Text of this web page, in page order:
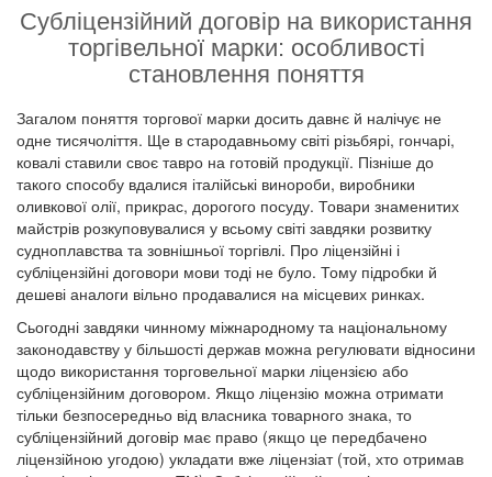
Субліцензійний договір на використання
торгівельної марки: особливості
становлення поняття
Загалом поняття торгової марки досить давнє й налічує не
одне тисячоліття. Ще в стародавньому світі різьбярі, гончарі,
ковалі ставили своє тавро на готовій продукції. Пізніше до
такого способу вдалися італійські винороби, виробники
оливкової олії, прикрас, дорогого посуду. Товари знаменитих
майстрів розкуповувалися у всьому світі завдяки розвитку
судноплавства та зовнішньої торгівлі. Про ліцензійні і
субліцензійні договори мови тоді не було. Тому підробки й
дешеві аналоги вільно продавалися на місцевих ринках.
Сьогодні завдяки чинному міжнародному та національному
законодавству у більшості держав можна регулювати відносини
щодо використання торговельної марки ліцензією або
субліцензійним договором. Якщо ліцензію можна отримати
тільки безпосередньо від власника товарного знака, то
субліцензійний договір має право (якщо це передбачено
ліцензійною угодою) укладати вже ліцензіат (той, хто отримав